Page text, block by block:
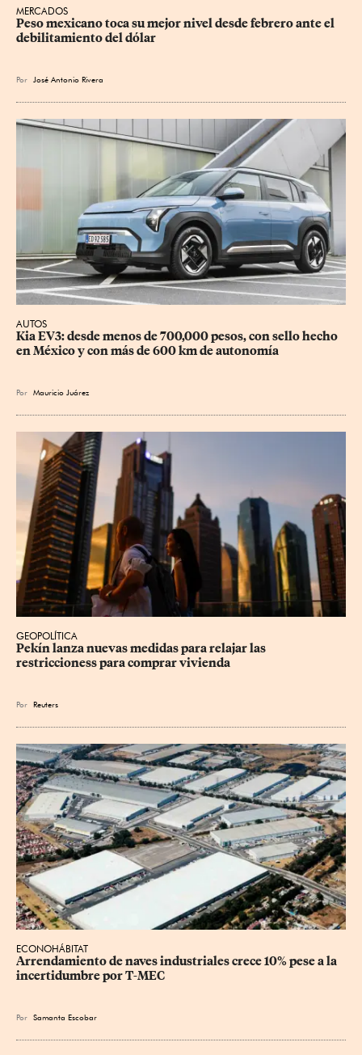
MERCADOS
Peso mexicano toca su mejor nivel desde febrero ante el
debilitamiento del dólar
Por José Antonio Rivera
AUTOS
Kia EV3: desde menos de 700,000 pesos, con sello hecho
en México y con más de 600 km de autonomía
Por Mauricio Juárez
GEOPOLÍTICA
Pekín lanza nuevas medidas para relajar ⁠las
restriccioness para comprar vivienda
Por Reuters
ECONOHÁBITAT
Arrendamiento de naves industriales crece 10% pese a la
incertidumbre por T-MEC
Por Samanta Escobar